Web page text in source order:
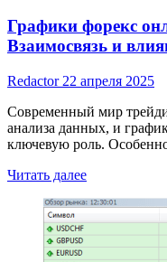
Графики форекс
Взаимосвязь и
Redactor 22 апреля 2025
Современный мир
анализа данных, и
ключевую роль.
Читать далееRead
about
Графики